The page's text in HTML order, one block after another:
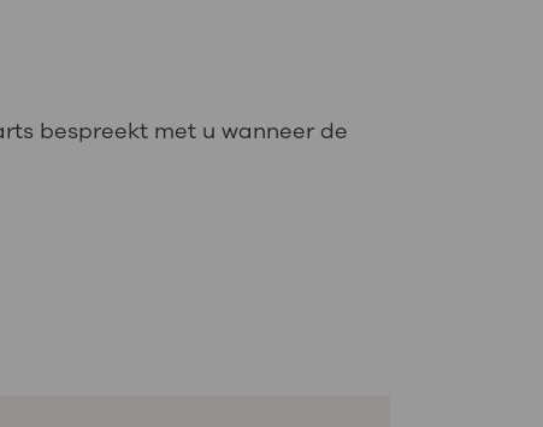
bespreekt met u wanneer de